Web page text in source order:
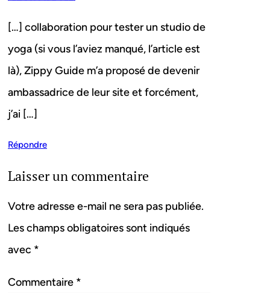
[…] collaboration pour tester un studio de
yoga (si vous l’aviez manqué, l’article est
là), Zippy Guide m’a proposé de devenir
ambassadrice de leur site et forcément,
j’ai […]
Répondre
Laisser un commentaire
Votre adresse e-mail ne sera pas publiée.
Les champs obligatoires sont indiqués
avec *
Commentaire *